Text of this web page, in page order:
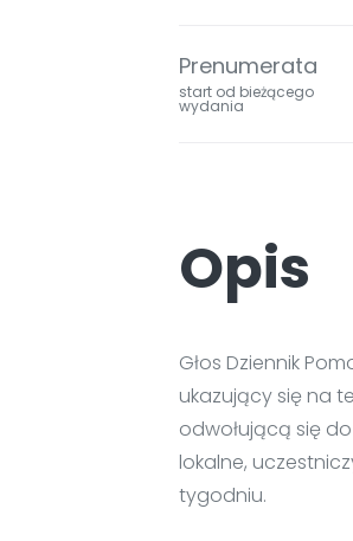
Prenumerata
start od bieżącego
wydania
Opis
Głos Dziennik
ukazujący się na
odwołującą się
lokalne,
tygodniu.